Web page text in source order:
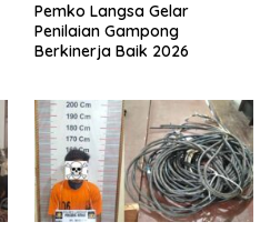
Pemko Langsa Gelar
Penilaian Gampong
Berkinerja Baik 2026